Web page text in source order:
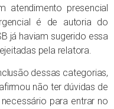
atendimento presencial
é de autoria do
já haviam sugerido essa
pela relatora.
dessas categorias,
não ter dúvidas de
para entrar no